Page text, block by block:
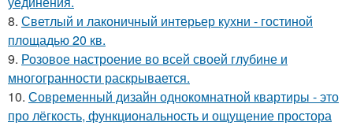
8. Светлый и лаконичный интерьер кухни - гостиной
площадью 20 кв.
9. Розовое настроение во всей своей глубине и
многогранности раскрывается.
10. Современный дизайн однокомнатной квартиры - это
про лёгкость, функциональность и ощущение простора